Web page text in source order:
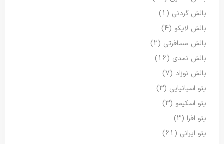
بالش گردنی (1)
بالش لایکو (4)
بالش مسافرتی (2)
بالش نمدی (16)
بالش نوزاد (7)
پتو اسپانیایی (3)
پتو اسکیمو (3)
پتو افرا (3)
پتو ایرانی (61)